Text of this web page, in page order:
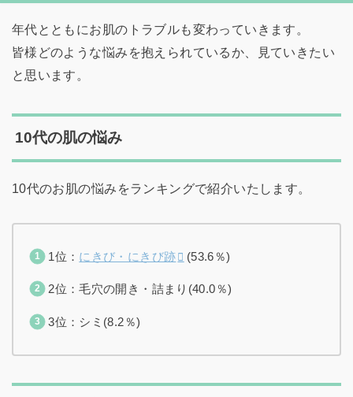
年代とともにお肌のトラブルも変わっていきます。
皆様どのような悩みを抱えられているか、見ていきたい
と思います。
10代の肌の悩み
10代のお肌の悩みをランキングで紹介いたします。
1位： にきび・にきび跡 (53.6％)
2位：毛穴の開き・詰まり(40.0％)
3位：シミ(8.2％)